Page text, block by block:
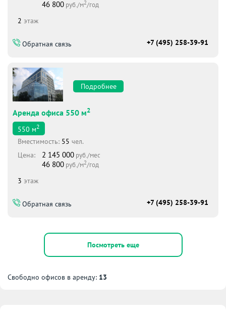
46 800 руб./м2/год
2 этаж
Обратная связь +7 (495) 258-39-91
Подробнее
Аренда офиса 550 м2
550 м2
Вместимоcть: 55 чел.
Цена:
2 145 000 руб./мес
46 800 руб./м2/год
3 этаж
Обратная связь +7 (495) 258-39-91
Посмотреть еще
Свободно офисов в аренду: 13